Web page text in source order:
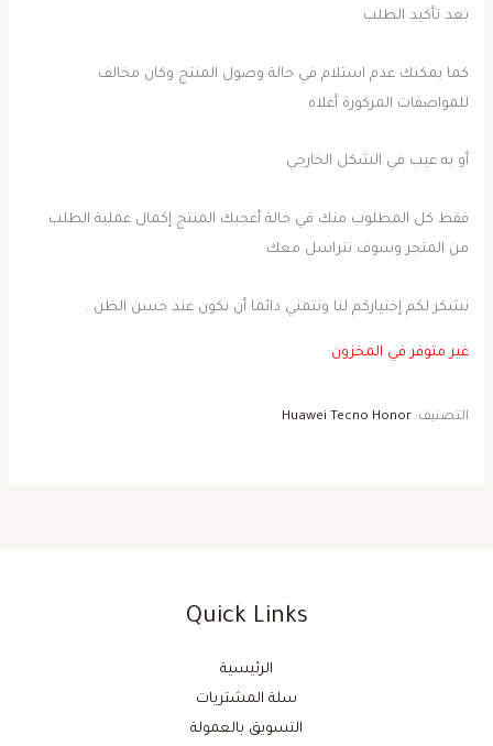
بعد تأكيد الطلب
كما يمكنك عدم استلام في حالة وصول المنتج وكان مخالف
للمواصفات المزكورة أعلاه
أو به عيب في الشكل الخارجي
فقط كل المطلوب منك في حالة أعجبك المنتج إكمال عملية الطلب
من المتجر وسوف نتراسل معك
نشكر لكم إختياركم لنا ونتمني دائما أن نكون عند حسن الظن .
غير متوفر في المخزون
التصنيف:Huawei Tecno Honor
Quick Links
الرئيسية
سلة المشتريات
التسويق بالعمولة